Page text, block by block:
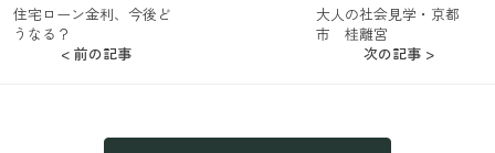
< 前の記事
住宅ローン金利、今後ど
うなる？
大人の社会見学・京都
市 桂離宮
次の記事 >